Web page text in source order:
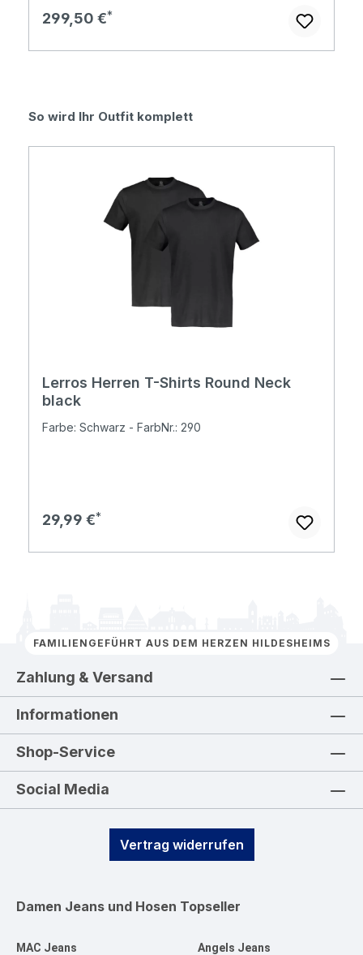
Regulärer Preis:
299,50 €
Produktgalerie überspringen
So wird Ihr Outfit komplett
Lerros Herren T-Shirts Round Neck
black
Farbe: Schwarz - FarbNr.: 290
Regulärer Preis:
29,99 €
FAMILIENGEFÜHRT AUS DEM HERZEN HILDESHEIMS
Zahlung & Versand
Informationen
Shop-Service
Social Media
Vertrag widerrufen
Damen Jeans und Hosen Topseller
MAC Jeans Angels Jeans